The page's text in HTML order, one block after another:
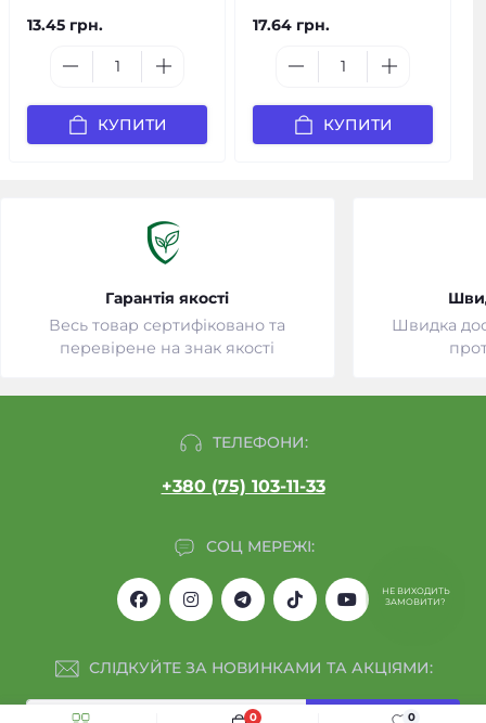
0
0
13.45 грн.
КУПИТИ
17.64 грн.
КУПИТИ
Гарантія якості
Весь товар сертифіковано та
перевірене на знак якості
Швидка
ТЕЛЕФОНИ:
+380 (75) 103-11-33
СОЦ МЕРЕЖІ:
СЛІДКУЙТЕ ЗА НОВИНКАМИ ТА АКЦІЯМИ:
НЕ ВИХОДИТЬ
ЗАМОВИТИ?